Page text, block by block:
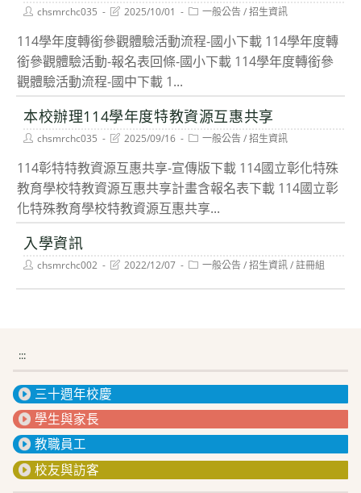
Postchsmrchc035
Post
modified:
2025/10/01
Post一般公告/招生資訊
114學年度轉銜參觀體驗活動流程-國小下載 114學年度轉
銜參觀體驗活動-報名表回條-國小下載 114學年度轉銜參
觀體驗活動流程-國中下載 1...
本校辦理114學年度特教資源互惠共享
Postchsmrchc035
Post
modified:
2025/09/16
Post一般公告/招生資訊
114彰特特教資源互惠共享-宣傳版下載 114國立彰化特殊
教育學校特教資源互惠共享計畫含報名表下載 114國立彰
化特殊教育學校特教資源互惠共享...
入學資訊
Postchsmrchc002
Post
modified:
2022/12/07
Post一般公告/招生資訊/註冊組
:::
三十週年校慶
學生與家長
教職員工
校友與訪客